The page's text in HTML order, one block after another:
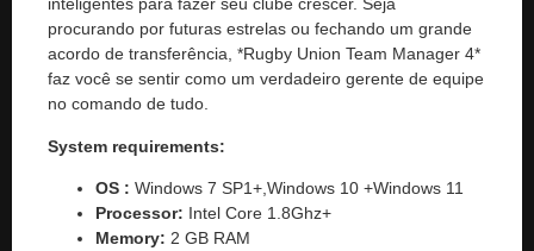
procurando por futuras estrelas ou fechando um grande
acordo de transferência, *Rugby Union Team Manager 4*
faz você se sentir como um verdadeiro gerente de equipe
no comando de tudo.
System requirements:
OS : Windows 7 SP1+,Windows 10 +Windows 11
Processor: Intel Core 1.8Ghz+
Memory: 2 GB RAM